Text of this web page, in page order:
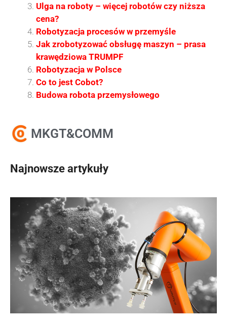
Ulga na roboty – więcej robotów czy niższa
cena?
Robotyzacja procesów w przemyśle
Jak zrobotyzować obsługę maszyn – prasa
krawędziowa TRUMPF
Robotyzacja w Polsce
Co to jest Cobot?
Budowa robota przemysłowego
MKGT&COMM
Najnowsze artykuły